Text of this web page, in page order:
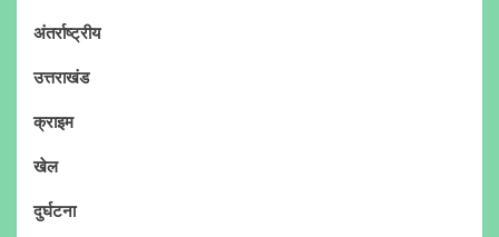
अंतर्राष्ट्रीय
उत्तराखंड
क्राइम
खेल
दुर्घटना